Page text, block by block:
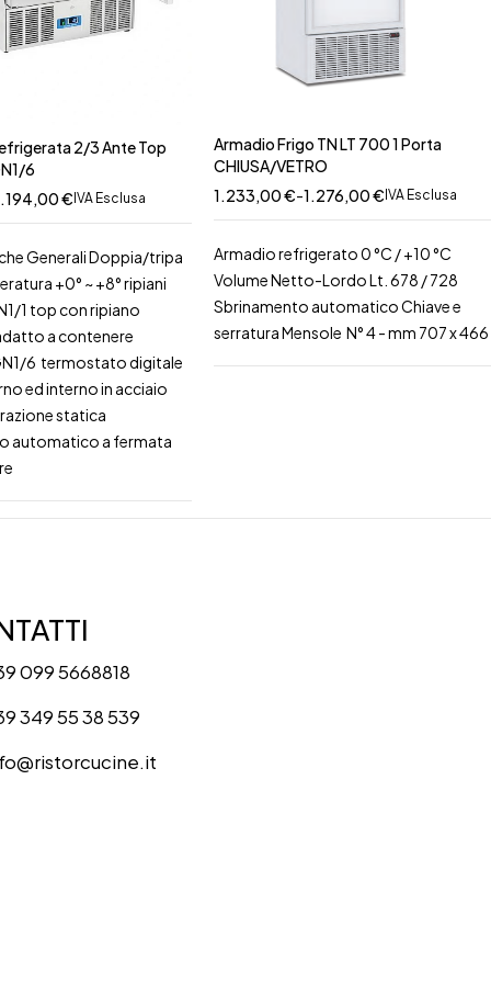
2/3 Ante Top
6
€IVA Esclusa
Generali Doppia/tripa
+0° ~ +8° ripiani
1 top con ripiano
a contenere
6 termostato digitale
ed interno in acciaio
statica
automatico a fermata
Armadio Frigo TN LT 700 1 Porta
CHIUSA/VETRO
1.233,00€-1.276,00€ IVA Esclusa
Armadio refrigerato 0 °C / +10 °C
Volume Netto-Lordo Lt. 678 / 728
Sbrinamento automatico Chiave e
serratura Mensole N° 4 - mm 707 x 466
099 5668818
349 55 38 539